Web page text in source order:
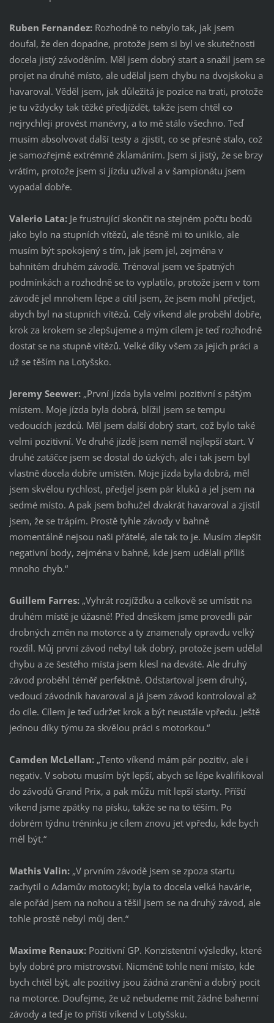
Ruben Fernandez: Rozhodně to nebylo tak, jak jsem
doufal, že den dopadne, protože jsem si byl ve skutečnosti
docela jistý závoděním. Měl jsem dobrý start a snažil jsem se
projet na druhé místo, ale udělal jsem chybu na dvojskoku a
havaroval. Věděl jsem, jak důležitá je pozice na trati, protože
je tu vždycky tak těžké předjíždět, takže jsem chtěl co
nejrychleji provést manévry, a to mě stálo všechno. Teď
musím absolvovat další testy a zjistit, co se přesně stalo, což
je samozřejmě extrémně zklamáním. Jsem si jistý, že se brzy
vrátím, protože jsem si jízdu užíval a v šampionátu jsem
vypadal dobře.
Valerio Lata:Je frustrující skončit na stejném počtu bodů
jako bylo na stupních vítězů, ale těsně mi to uniklo, ale
musím být spokojený s tím, jak jsem jel, zejména v
bahnitém druhém závodě. Trénoval jsem ve špatných
podmínkách a rozhodně se to vyplatilo, protože jsem v tom
závodě jel mnohem lépe a cítil jsem, že jsem mohl předjet,
abych byl na stupních vítězů. Celý víkend ale proběhl dobře,
krok za krokem se zlepšujeme a mým cílem je teď rozhodně
dostat se na stupně vítězů. Velké díky všem za jejich práci a
už se těším na Lotyšsko.
Jeremy Seewer: „První jízda byla velmi pozitivní s pátým
místem. Moje jízda byla dobrá, blížil jsem se tempu
vedoucích jezdců. Měl jsem další dobrý start, což bylo také
velmi pozitivní. Ve druhé jízdě jsem neměl nejlepší start. V
druhé zatáčce jsem se dostal do úzkých, ale i tak jsem byl
vlastně docela dobře umístěn. Moje jízda byla dobrá, měl
jsem skvělou rychlost, předjel jsem pár kluků a jel jsem na
sedmé místo. A pak jsem bohužel dvakrát havaroval a zjistil
jsem, že se trápím. Prostě tyhle závody v bahně
momentálně nejsou naši přátelé, ale tak to je. Musím zlepšit
negativní body, zejména v bahně, kde jsem udělali příliš
mnoho chyb.“
Guillem Farres: „Vyhrát rozjížďku a celkově se umístit na
druhém místě je úžasné! Před dneškem jsme provedli pár
drobných změn na motorce a ty znamenaly opravdu velký
rozdíl. Můj první závod nebyl tak dobrý, protože jsem udělal
chybu a ze šestého místa jsem klesl na deváté. Ale druhý
závod proběhl téměř perfektně. Odstartoval jsem druhý,
vedoucí závodník havaroval a já jsem závod kontroloval až
do cíle. Cílem je teď udržet krok a být neustále vpředu. Ještě
jednou díky týmu za skvělou práci s motorkou.“
Camden McLellan:„Tento víkend mám pár pozitiv, ale i
negativ. V sobotu musím být lepší, abych se lépe kvalifikoval
do závodů Grand Prix, a pak můžu mít lepší starty. Příští
víkend jsme zpátky na písku, takže se na to těším. Po
dobrém týdnu tréninku je cílem znovu jet vpředu, kde bych
měl být.“
Mathis Valin: „V prvním závodě jsem se zpoza startu
zachytil o Adamův motocykl; byla to docela velká havárie,
ale pořád jsem na nohou a těšil jsem se na druhý závod, ale
tohle prostě nebyl můj den.“
Maxime Renaux: Pozitivní GP. Konzistentní výsledky, které
byly dobré pro mistrovství. Nicméně tohle není místo, kde
bych chtěl být, ale pozitivy jsou žádná zranění a dobrý pocit
na motorce. Doufejme, že už nebudeme mít žádné bahenní
závody a teď je to příští víkend v Lotyšsku.